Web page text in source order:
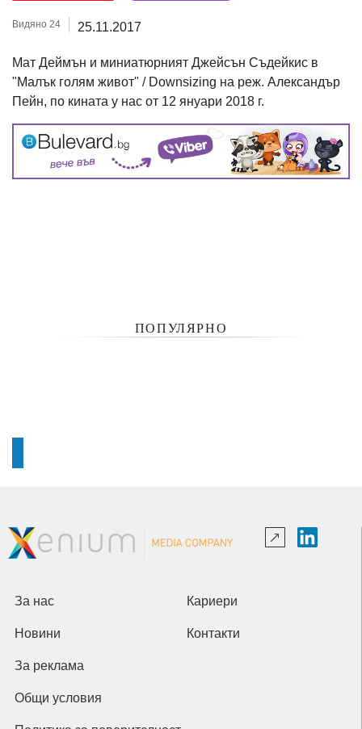
Видяно 24 25.11.2017
Мат Деймън и миниатюрният Джейсън Съдейкис в
"Малък голям живот" / Downsizing на реж. Александър
Пейн, по кината у нас от 12 януари 2018 г.
ПОПУЛЯРНО
За нас Кариери
Новини Контакти
За реклама
Общи условия